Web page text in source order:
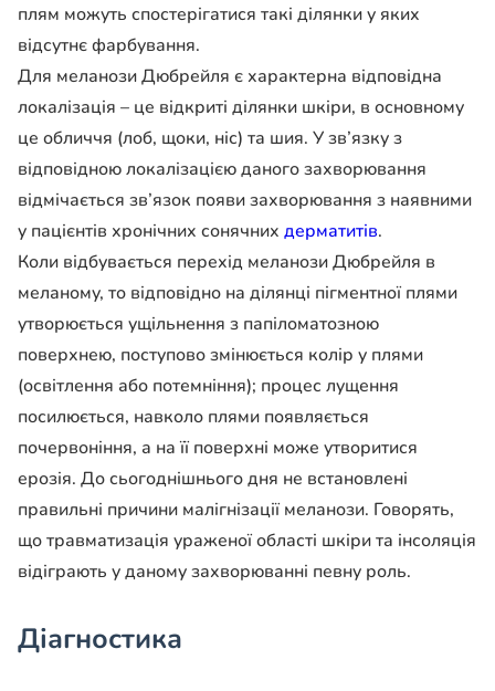
плям можуть спостерігатися такі ділянки у яких
відсутнє фарбування.
Для меланози Дюбрейля є характерна відповідна
локалізація – це відкриті ділянки шкіри, в основному
це обличчя (лоб, щоки, ніс) та шия. У зв’язку з
відповідною локалізацією даного захворювання
відмічається зв’язок появи захворювання з наявними
у пацієнтів хронічних сонячних дерматитів.
Коли відбувається перехід меланози Дюбрейля в
меланому, то відповідно на ділянці пігментної плями
утворюється ущільнення з папіломатозною
поверхнею, поступово змінюється колір у плями
(освітлення або потемніння); процес лущення
посилюється, навколо плями появляється
почервоніння, а на її поверхні може утворитися
ерозія. До сьогоднішнього дня не встановлені
правильні причини малігнізації меланози. Говорять,
що травматизація ураженої області шкіри та інсоляція
відіграють у даному захворюванні певну роль.
Діагностика